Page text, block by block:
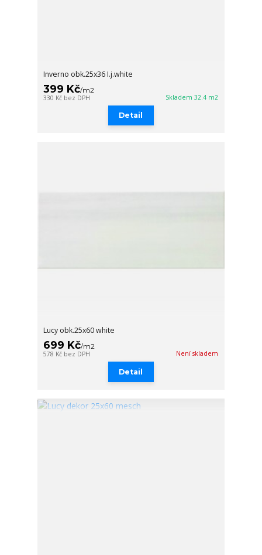
Inverno obk.25x36 I.j.white
399 Kč/m2
330 Kč bez DPH Skladem 32.4 m2
Detail
Lucy obk.25x60 white
699 Kč/m2
578 Kč bez DPH Není skladem
Detail